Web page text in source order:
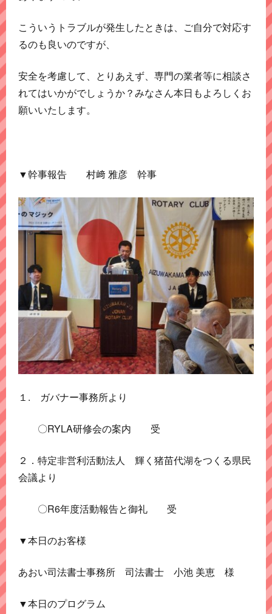
こういうトラブルが発生したときは、ご自分で対応す
るのも良いのですが、
安全を考慮して、とりあえず、専門の業者等に相談さ
れてはいかがでしょうか？みなさん本日もよろしくお
願いいたします。
▼幹事報告 村﨑 雅彦 幹事
１. ガバナー事務所より
〇RYLA研修会の案内 受
２．特定非営利活動法人 輝く猪苗代湖をつくる県民
会議より
〇R6年度活動報告と御礼 受
▼本日のお客様
あおい司法書士事務所 司法書士 小池 美恵 様
▼本日のプログラム